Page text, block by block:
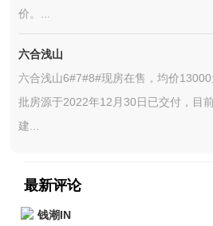
价。...
六合浅山
六合浅山6#7#8#现房在售，均价
批房源于2022年12月30日已交付，目
建...
最新评论
钱潮IN